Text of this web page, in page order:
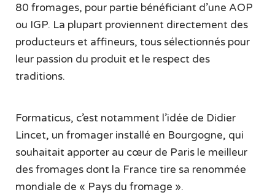
80 fromages, pour partie bénéficiant d’une AOP
ou IGP. La plupart proviennent directement des
producteurs et affineurs, tous sélectionnés pour
leur passion du produit et le respect des
traditions.
Formaticus, c’est notamment l’idée de Didier
Lincet, un fromager installé en Bourgogne, qui
souhaitait apporter au cœur de Paris le meilleur
des fromages dont la France tire sa renommée
mondiale de « Pays du fromage ».